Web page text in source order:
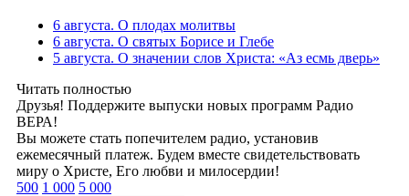
6 августа. О плодах молитвы
6 августа. О святых Борисе и Глебе
5 августа. О значении слов Христа: «Аз есмь дверь»
Читать полностью
Друзья! Поддержите выпуски новых программ Радио
ВЕРА!
Вы можете стать попечителем радио, установив
ежемесячный платеж. Будем вместе свидетельствовать
миру о Христе, Его любви и милосердии!
500 1 000 5 000